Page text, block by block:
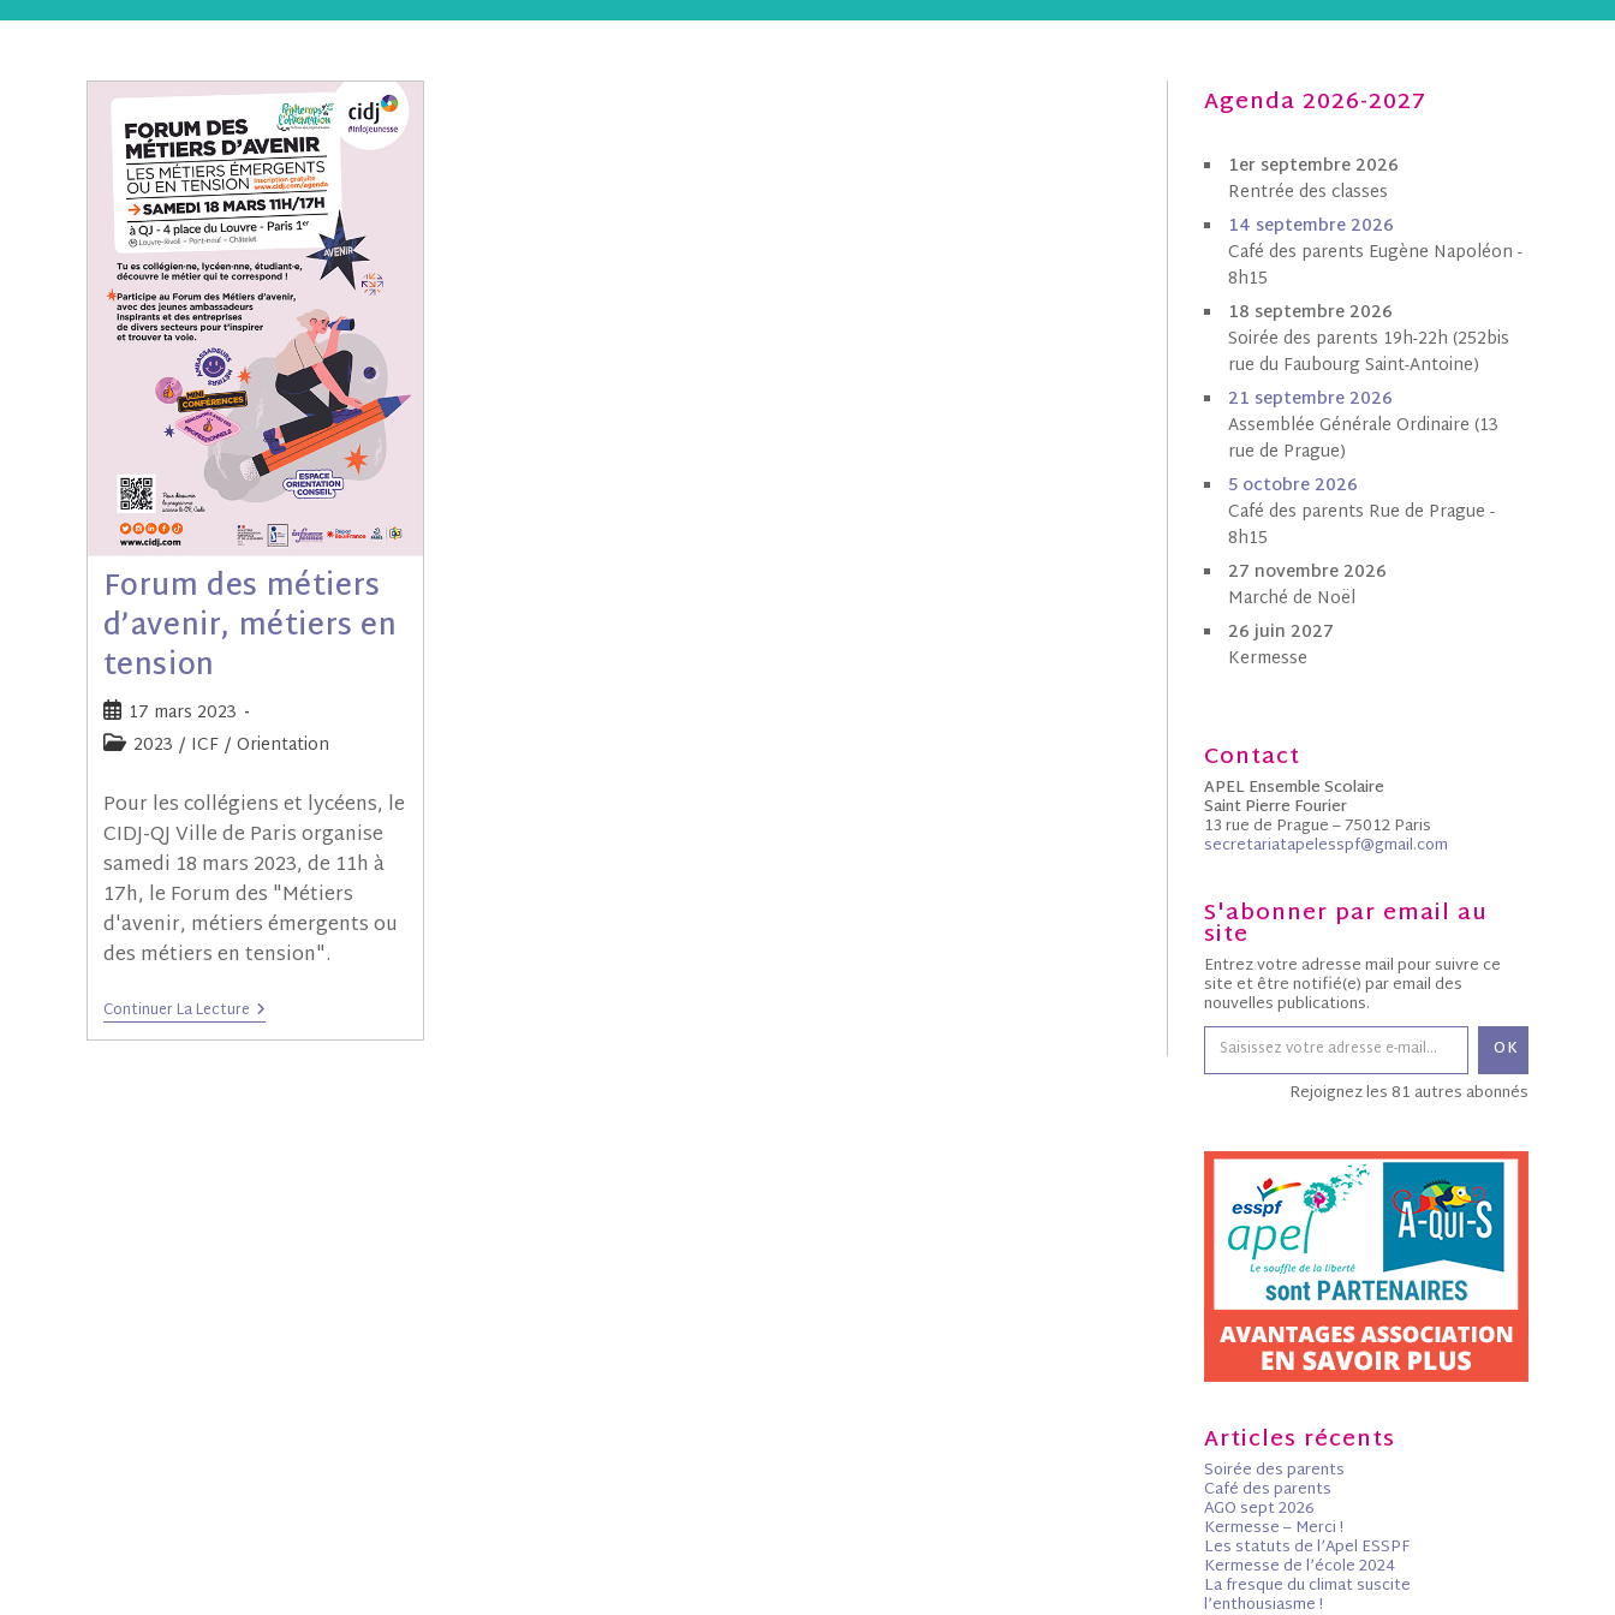
Forum des métiers
d’avenir, métiers en
tension
17 mars 2023
2023 / ICF / Orientation
Pour les collégiens et lycéens, le
CIDJ-QJ Ville de Paris organise
samedi 18 mars 2023, de 11h à
17h, le Forum des "Métiers
d'avenir, métiers émergents ou
des métiers en tension".
Continuer La Lecture
Agenda 2026-2027
1er septembre 2026
Rentrée des classes
14 septembre 2026
Café des parents Eugène Napoléon -
8h15
18 septembre 2026
Soirée des parents 19h-22h (252bis
rue du Faubourg Saint-Antoine)
21 septembre 2026
Assemblée Générale Ordinaire (13
rue de Prague)
5 octobre 2026
Café des parents Rue de Prague -
8h15
27 novembre 2026
Marché de Noël
26 juin 2027
Kermesse
Contact
APEL Ensemble Scolaire
Saint Pierre Fourier
13 rue de Prague – 75012 Paris
secretariatapelesspf@gmail.com
S'abonner par email au
site
Entrez votre adresse mail pour suivre ce
site et être notifié(e) par email des
nouvelles publications.
OK
Rejoignez les 81 autres abonnés
Articles récents
Soirée des parents
Café des parents
AGO sept 2026
Kermesse – Merci !
Les statuts de l’Apel ESSPF
Kermesse de l’école 2024
La fresque du climat suscite
l’enthousiasme !